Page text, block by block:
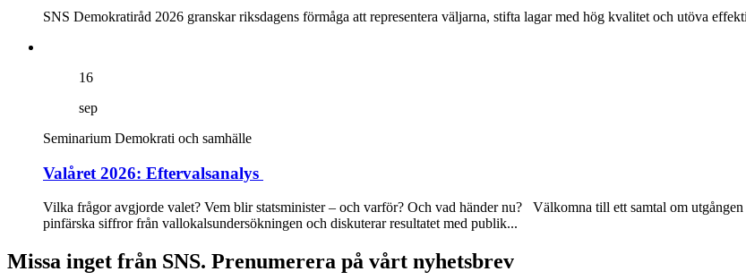
SNS Demokratiråd 2026 granskar riksdagens förmåga att representera väljarna, stifta lagar med hög kvalitet och utöva
16
sep
Seminarium Demokrati och samhälle
Valåret 2026: Eftervalsanalys
Vilka frågor avgjorde valet? Vem blir statsminister – och varför? Och vad händer nu? Välkomna till ett samtal om
pinfärska siffror från vallokalsundersökningen och diskuterar resultatet med publik...
Missa inget från SNS. Prenumerera på vårt nyhetsbrev